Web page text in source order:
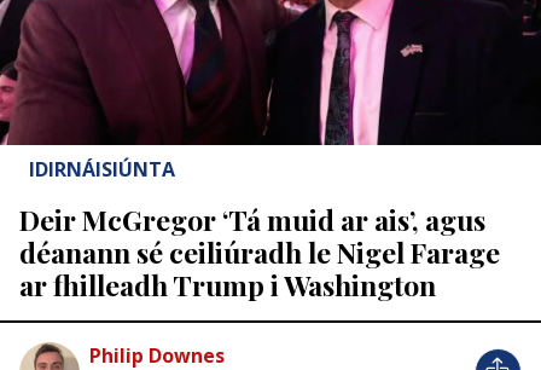
IDIRNÁISIÚNTA
Deir McGregor ‘Tá muid ar ais’, agus
déanann sé ceiliúradh le Nigel Farage
ar fhilleadh Trump i Washington
Philip Downes